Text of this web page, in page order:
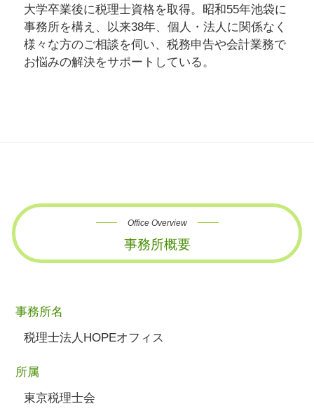
大学卒業後に税理士資格を取得。昭和55年池袋に
事務所を構え、以来38年、個人・法人に関係なく
様々な方のご相談を伺い、税務申告や会計業務で
お悩みの解決をサポートしている。
Office Overview
事務所概要
事務所名
税理士法人HOPEオフィス
所属
東京税理士会